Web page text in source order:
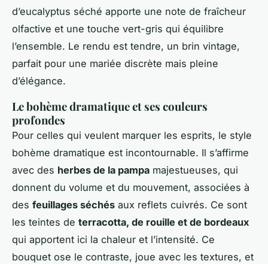
d’eucalyptus séché apporte une note de fraîcheur
olfactive et une touche vert-gris qui équilibre
l’ensemble. Le rendu est tendre, un brin vintage,
parfait pour une mariée discrète mais pleine
d’élégance.
Le bohème dramatique et ses couleurs
profondes
Pour celles qui veulent marquer les esprits, le style
bohème dramatique est incontournable. Il s’affirme
avec des herbes de la pampa majestueuses, qui
donnent du volume et du mouvement, associées à
des feuillages séchés aux reflets cuivrés. Ce sont
les teintes de terracotta, de rouille et de bordeaux
qui apportent ici la chaleur et l’intensité. Ce
bouquet ose le contraste, joue avec les textures, et